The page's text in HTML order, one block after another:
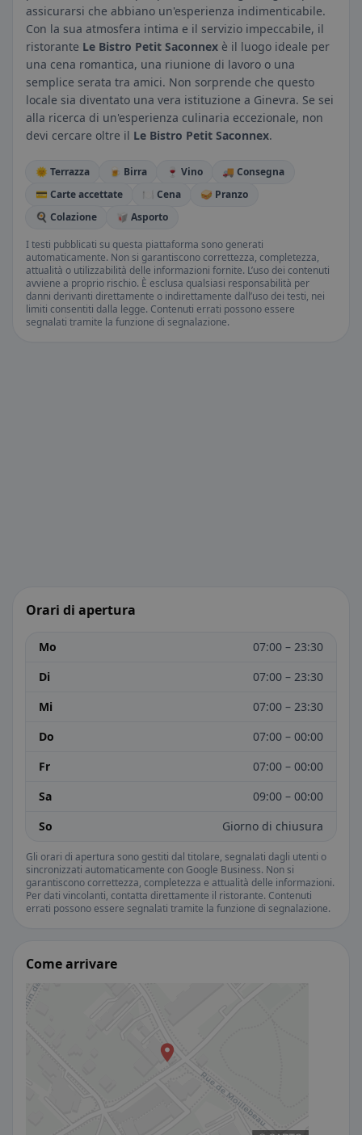
assicurarsi che abbiano un'esperienza indimenticabile.
Con la sua atmosfera intima e il servizio impeccabile, il
ristorante Le Bistro Petit Saconnex è il luogo ideale per
una cena romantica, una riunione di lavoro o una
semplice serata tra amici. Non sorprende che questo
locale sia diventato una vera istituzione a Ginevra. Se sei
alla ricerca di un'esperienza culinaria eccezionale, non
devi cercare oltre il Le Bistro Petit Saconnex.
🌞 Terrazza 🍺 Birra 🍷 Vino
🚚 Consegna
💳 Carte accettate
🍽️ Cena
🥪 Pranzo
🍳 Colazione
🥡 Asporto
I testi pubblicati su questa piattaforma sono generati
automaticamente. Non si garantiscono correttezza, completezza,
attualità o utilizzabilità delle informazioni fornite. L’uso dei contenuti
avviene a proprio rischio. È esclusa qualsiasi responsabilità per
danni derivanti direttamente o indirettamente dall’uso dei testi, nei
limiti consentiti dalla legge. Contenuti errati possono essere
segnalati tramite la funzione di segnalazione.
Orari di apertura
Mo
07:00 – 23:30
Di
07:00 – 23:30
Mi
07:00 – 23:30
Do
07:00 – 00:00
Fr
07:00 – 00:00
Sa
09:00 – 00:00
So
Giorno di chiusura
Gli orari di apertura sono gestiti dal titolare, segnalati dagli utenti o
sincronizzati automaticamente con Google Business. Non si
garantiscono correttezza, completezza e attualità delle informazioni.
Per dati vincolanti, contatta direttamente il ristorante. Contenuti
errati possono essere segnalati tramite la funzione di segnalazione.
Come arrivare